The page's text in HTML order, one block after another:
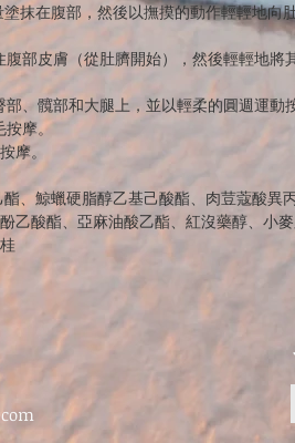
抹在腹部，然後以撫摸的動作輕輕地向
部皮膚（從肚臍開始），然後輕輕地將
、髖部和大腿上，並以輕柔的圓週運動
按摩。
摩。
、鯨蠟硬脂醇乙基己酸酯、肉荳蔻酸異
乙酸酯、亞麻油酸乙酯、紅沒藥醇、小